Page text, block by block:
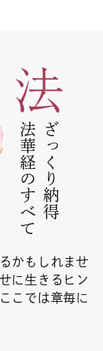
ざっくり納得
法華経のすべて
かもしれませ
に生きるヒン
こでは章毎に